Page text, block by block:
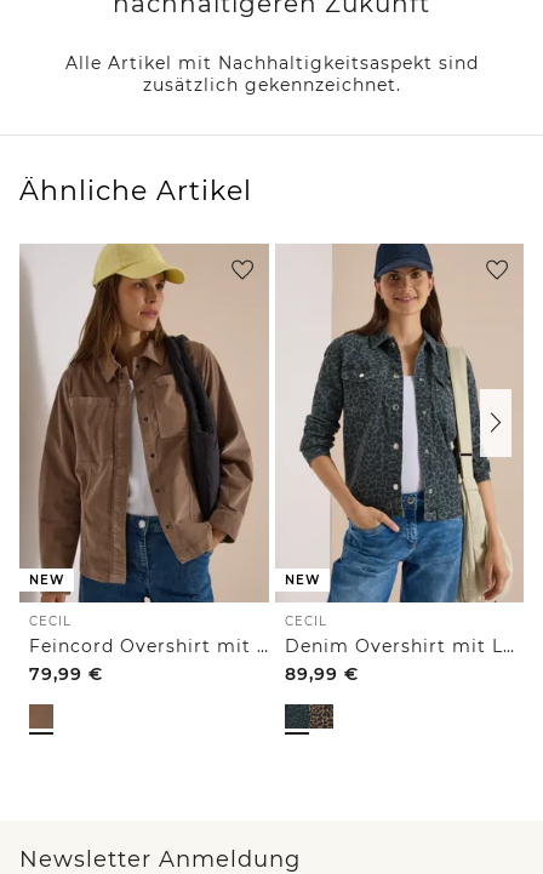
Alle Artikel mit Nachhaltigkeitsaspekt sind
zusätzlich gekennzeichnet.
Ähnliche Artikel
NEW
CECIL
Feincord Overshirt mit Brusttaschen
79,99 €
NEW
CECIL
Denim Overshirt mit Leo-Muster
89,99 €
Newsletter Anmeldung